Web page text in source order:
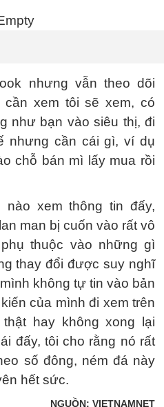
nhưng vẫn theo dõi
xem tôi sẽ xem, có
như bạn vào siêu thị, đi
nhưng cần cái gì, ví dụ
chỗ bán mì lấy mua rồi
xem thông tin đấy,
man bị cuốn vào rất vô
thuộc vào những gì
thay đổi được suy nghĩ
không tự tin vào bản
của mình đi xem trên
hay không xong lại
đấy, tôi cho rằng nó rất
số đông, ném đá này
hết sức.
NGUỒN: VIETNAMNET